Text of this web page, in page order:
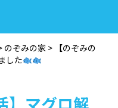
のぞみの家 > 【のぞみの
した